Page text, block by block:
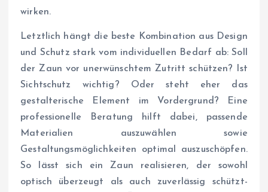
wirken.
Letztlich hängt die beste Kombination aus Design
und Schutz stark vom individuellen Bedarf ab: Soll
der Zaun vor unerwünschtem Zutritt schützen? Ist
Sichtschutz wichtig? Oder steht eher das
gestalterische Element im Vordergrund? Eine
professionelle Beratung hilft dabei, passende
Materialien auszuwählen sowie
Gestaltungsmöglichkeiten optimal auszuschöpfen.
So lässt sich ein Zaun realisieren, der sowohl
optisch überzeugt als auch zuverlässig schützt-